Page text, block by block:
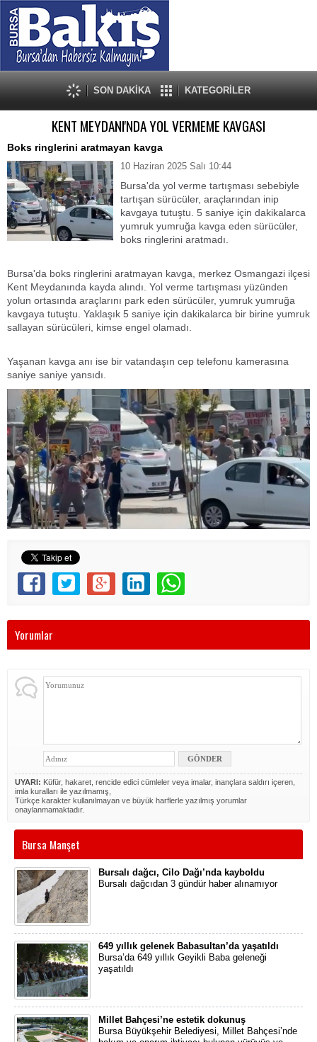
SON DAKİKA KATEGORİLER
KENT MEYDANI'NDA YOL VERMEME KAVGASI
Boks ringlerini aratmayan kavga
10 Haziran 2025 Salı 10:44
Bursa'da yol verme tartışması sebebiyle
tartışan sürücüler, araçlarından inip
kavgaya tutuştu. 5 saniye için dakikalarca
yumruk yumruğa kavga eden sürücüler,
boks ringlerini aratmadı.
Bursa'da boks ringlerini aratmayan kavga, merkez Osmangazi ilçesi
Kent Meydanında kayda alındı. Yol verme tartışması yüzünden
yolun ortasında araçlarını park eden sürücüler, yumruk yumruğa
kavgaya tutuştu. Yaklaşık 5 saniye için dakikalarca bir birine yumruk
sallayan sürücüleri, kimse engel olamadı.
Yaşanan kavga anı ise bir vatandaşın cep telefonu kamerasına
saniye saniye yansıdı.
Yorumlar
UYARI: Küfür, hakaret, rencide edici cümleler veya imalar, inançlara saldırı içeren,
imla kuralları ile yazılmamış,
Türkçe karakter kullanılmayan ve büyük harflerle yazılmış yorumlar
onaylanmamaktadır.
Bursa Manşet
Bursalı dağcı, Cilo Dağı’nda kayboldu
Bursalı dağcıdan 3 gündür haber alınamıyor
649 yıllık gelenek Babasultan’da yaşatıldı
Bursa’da 649 yıllık Geyikli Baba geleneği
yaşatıldı
Millet Bahçesi’ne estetik dokunuş
Bursa Büyükşehir Belediyesi, Millet Bahçesi’nde